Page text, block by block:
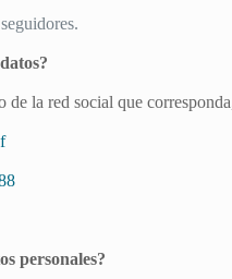
la red social que
personales?